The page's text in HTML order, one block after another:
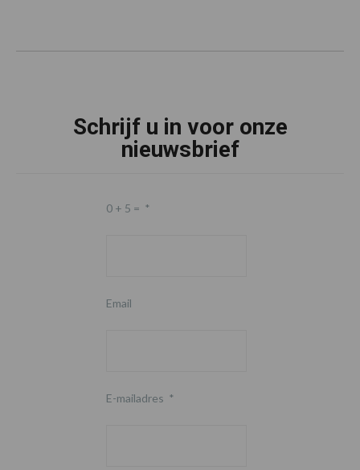
Schrijf u in voor onze
nieuwsbrief
0 + 5 = *
Email
E-mailadres *